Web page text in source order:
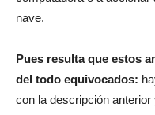
nave.
Pues resulta que estos
del todo equivocados:
con la descripción